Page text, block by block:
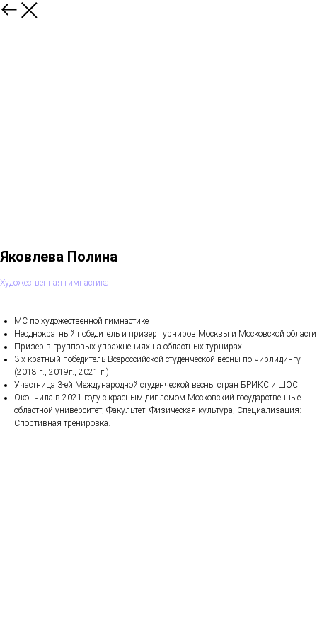
Яковлева Полина
Художественная гимнастика
МС по художественной гимнастике
Неоднократный победитель и призер турниров Москвы и Московской области
Призер в групповых упражнениях на областных турнирах
3-х кратный победитель Всероссийской студенческой весны по чирлидингу
(2018 г., 2019г., 2021 г.)
Участница 3-ей Международной студенческой весны стран БРИКС и ШОС
Окончила в 2021 году с красным дипломом Московский государственные
областной университет; Факультет: Физическая культура; Специализация:
Спортивная тренировка.